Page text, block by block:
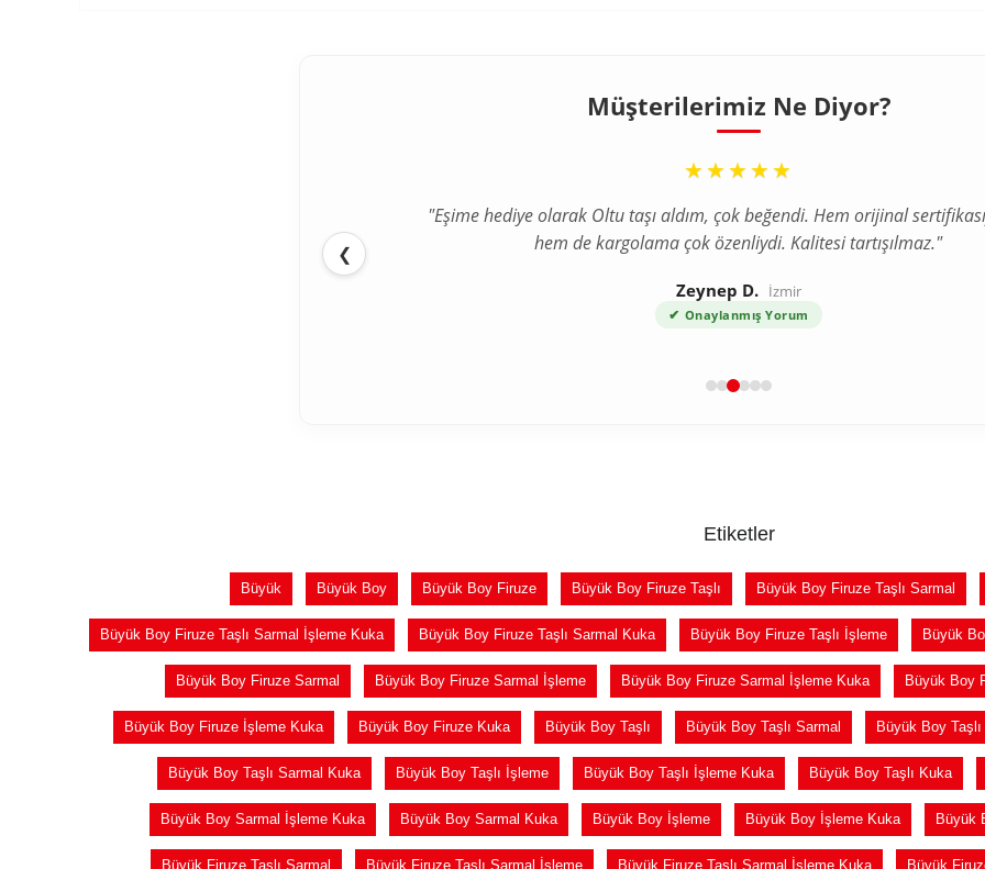
Müşterilerimiz Ne Diyor?
❮
“
★★★★★
"Eşime hediye olarak Oltu taşı aldım, çok beğendi. Hem orijinal
hem de kargolama çok özenliydi. Kalitesi tartışılmaz."
Zeynep D. İzmir
✔ Onaylanmış Yorum
Etiketler
Büyük Büyük Boy Büyük Boy Firuze Büyük Boy Firuze Taşlı Büyük Boy Firuze Taşlı Sarmal
Büyük Boy Firuze Taşlı Sarmal İşleme Kuka Büyük Boy Firuze Taşlı Sarmal Kuka Büyük Boy Firuze Taşlı İşleme Büyük
Büyük Boy Firuze Sarmal Büyük Boy Firuze Sarmal İşleme Büyük Boy Firuze Sarmal İşleme Kuka Büyük Boy
Büyük Boy Firuze İşleme Kuka Büyük Boy Firuze Kuka Büyük Boy Taşlı Büyük Boy Taşlı Sarmal Büyük Boy
Büyük Boy Taşlı Sarmal Kuka Büyük Boy Taşlı İşleme Büyük Boy Taşlı İşleme Kuka Büyük Boy Taşlı Kuka
Büyük Boy Sarmal İşleme Kuka Büyük Boy Sarmal Kuka Büyük Boy İşleme Büyük Boy İşleme Kuka Büyük
Büyük Firuze Taşlı Sarmal Büyük Firuze Taşlı Sarmal İşleme Büyük Firuze Taşlı Sarmal İşleme Kuka Büyük